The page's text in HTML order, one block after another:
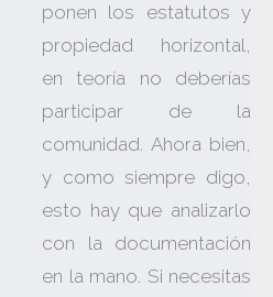
ponen los estatutos y
propiedad horizontal,
en teoría no deberías
participar de la
comunidad. Ahora bien,
y como siempre digo,
esto hay que analizarlo
con la documentación
en la mano. Si necesitas